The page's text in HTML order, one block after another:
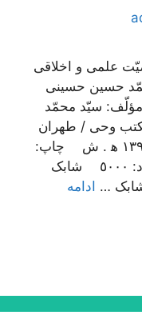
علمی و اخلاقی
حسین حسینی
سیّد محمّد
وحی / طهران
نوبت چاپ: اوّل / ١٤٣٣ ه‍ . ق، ١٣٩١ ه‍ . ش چاپ:
صنوبر قیمت: ٥٥٠٠تومان تعداد: ٥٠٠٠ شابک
ادامه